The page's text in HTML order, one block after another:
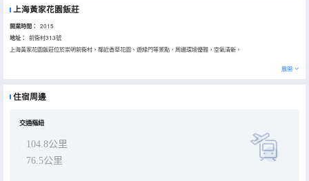
上海黃家花園飯莊
開業時間： 2015
地址：
前衞村313號
上海黃家花園飯莊位於崇明前衞村，鄰近香草花園、遊緣門等景點，周邊環境優雅，空氣清新。
展開
住宿周邊
交通樞紐
104.8公里
76.5公里